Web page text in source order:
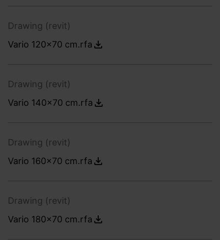
Drawing (revit)
Vario 120x70 cm.rfa
Drawing (revit)
Vario 140x70 cm.rfa
Drawing (revit)
Vario 160x70 cm.rfa
Drawing (revit)
Vario 180x70 cm.rfa